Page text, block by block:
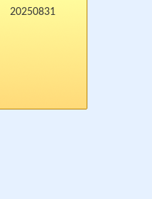
20250831